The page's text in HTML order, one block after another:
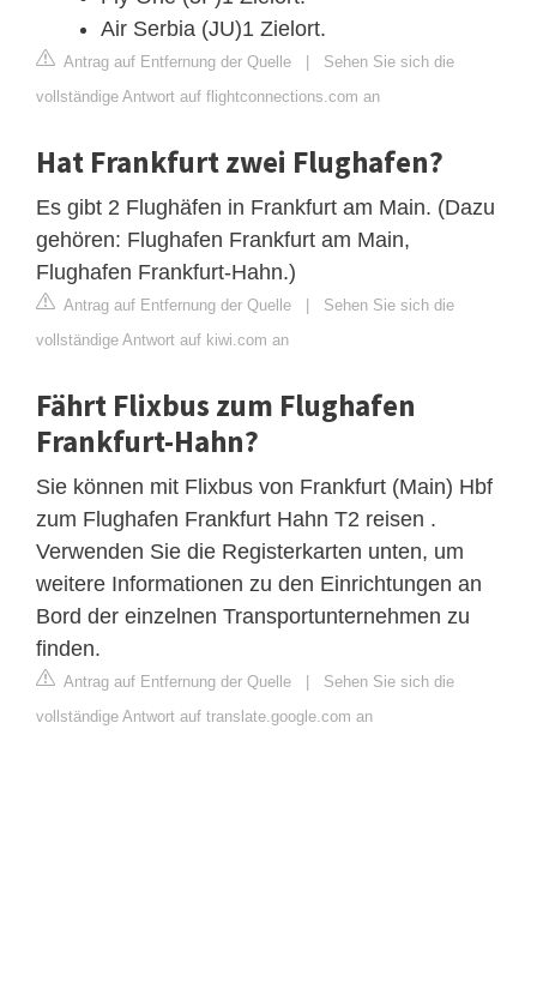
Air Serbia (JU)1 Zielort.
Antrag auf Entfernung der Quelle | Sehen Sie sich die
vollständige Antwort auf flightconnections.com an
Hat Frankfurt zwei Flughafen?
Es gibt 2 Flughäfen in Frankfurt am Main. (Dazu
gehören: Flughafen Frankfurt am Main,
Flughafen Frankfurt-Hahn.)
Antrag auf Entfernung der Quelle | Sehen Sie sich die
vollständige Antwort auf kiwi.com an
Fährt Flixbus zum Flughafen
Frankfurt-Hahn?
Sie können mit Flixbus von Frankfurt (Main) Hbf
zum Flughafen Frankfurt Hahn T2 reisen .
Verwenden Sie die Registerkarten unten, um
weitere Informationen zu den Einrichtungen an
Bord der einzelnen Transportunternehmen zu
finden.
Antrag auf Entfernung der Quelle | Sehen Sie sich die
vollständige Antwort auf translate.google.com an